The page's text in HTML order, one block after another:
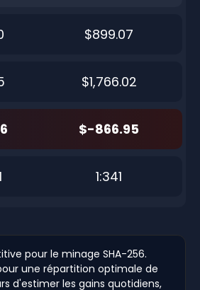
$899.07
$1,766.02
$-866.95
1:341
pour le minage SHA-256.
une répartition optimale de
d'estimer les gains quotidiens,